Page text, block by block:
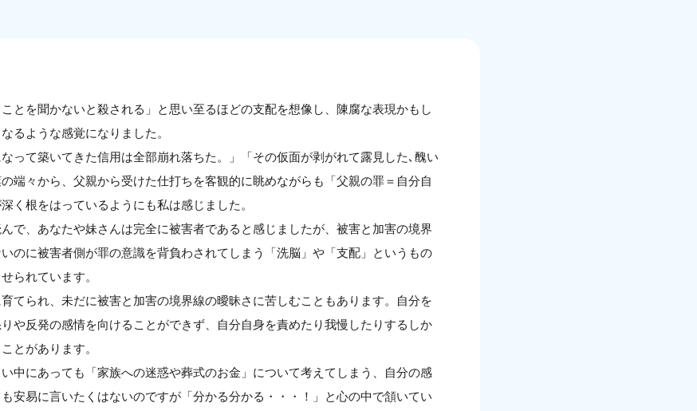
とを聞かないと殺される」と思い至るほどの支配を想像し、陳腐な表現かもし
るような感覚になりました。
って築いてきた信用は全部崩れ落ちた。」「その仮面が剥がれて露見した､醜い
端々から、父親から受けた仕打ちを客観的に眺めながらも「父親の罪＝自分自
く根をはっているようにも私は感じました。
で、あなたや妹さんは完全に被害者であると感じましたが、被害と加害の境界
のに被害者側が罪の意識を背負わされてしまう「洗脳」や「支配」というもの
られています。
てられ、未だに被害と加害の境界線の曖昧さに苦しむこともあります。自分を
や反発の感情を向けることができず、自分自身を責めたり我慢したりするしか
とがあります。
中にあっても「家族への迷惑や葬式のお金」について考えてしまう、自分の感
安易に言いたくはないのですが「分かる分かる・・・！」と心の中で頷いてい